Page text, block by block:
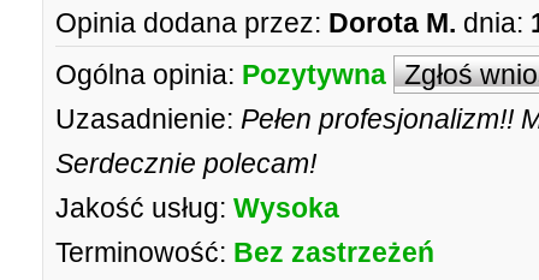
Opinia dodana przez: Dorota M. dnia:
Ogólna opinia: Pozytywna Zgłoś
Uzasadnienie: Pełen profesjonalizm!!
Serdecznie polecam!
Jakość usług: Wysoka
Terminowość: Bez zastrzeżeń